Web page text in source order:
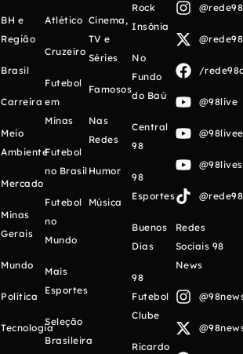
BH e
Região
Brasil
Carreira
Meio
Ambiente
Mercado
Minas
Gerais
Mundo
Política
Tecnologia
Atlético
Cruzeiro
Futebol
em
Minas
Futebol
no Brasil
Futebol
no
Mundo
Mais
Esportes
Seleção
Brasileira
Cinema,
TV e
Séries
Famosos
Nas
Redes
Humor
Música
Rock
Insônia
No
Fundo
do Baú
Central
98
98
Esportes
Buenos
Días
98
Futebol
Clube
Ricardo
/
@98live
Redes
Sociais 98
News